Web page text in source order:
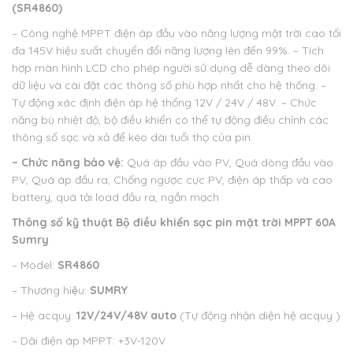
(SR4860)
– Công nghệ MPPT điện áp đầu vào năng lượng mặt trời cao tối
đa 145V hiệu suất chuyển đổi năng lượng lên đến 99%. – Tích
hợp màn hình LCD cho phép người sử dụng dễ dàng theo dõi
dữ liệu và cài đặt các thông số phù hợp nhất cho hệ thống. –
Tự động xác định điện áp hệ thống 12V / 24V / 48V. – Chức
năng bù nhiệt độ, bộ điều khiển có thể tự động điều chỉnh các
thông số sạc và xả để kéo dài tuổi thọ của pin.
– Chức năng bảo vệ: Quá áp đầu vào PV, Quá dòng đầu vào
PV, Quá áp đầu ra, Chống ngược cực PV, điện áp thấp và cao
battery, quá tải load đầu ra, ngắn mạch
Thông số kỹ thuật Bộ điều khiển sạc pin mặt trời MPPT 60A
Sumry
– Model: SR4860
– Thương hiệu: SUMRY
– Hệ acquy: 12V/24V/48V auto (Tự động nhận diện hệ acquy )
– Dãi điện áp MPPT: +3V-120V